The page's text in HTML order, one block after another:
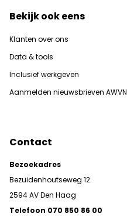
Bekijk ook eens
Klanten over ons
Data & tools
Inclusief werkgeven
Aanmelden nieuwsbrieven AWVN
Contact
Bezoekadres
Bezuidenhoutseweg 12
2594 AV Den Haag
Telefoon 070 850 86 00